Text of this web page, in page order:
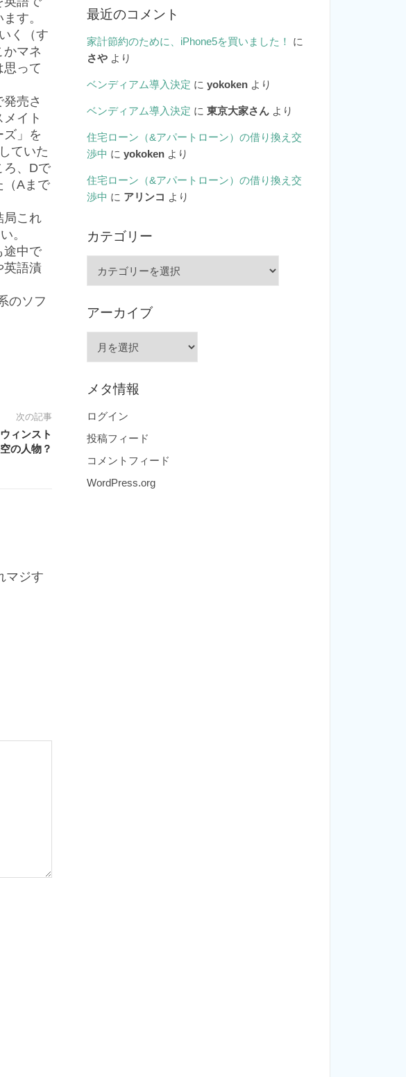
す。
く（す
マネ
って
売さ
イト
」を
ていた
ろ、Dで
（Aまで
局これ
。
途中で
英語漬
のソフ
次の記事
ィンスト
の人物？
マジす
最近のコメント
家計節約のために、iPhone5を買いました！
に
さやより
ベンディアム導入決定 に yokokenより
ベンディアム導入決定 に 東京大家さんより
住宅ローン（&アパートローン）の借り換え交
渉中 に yokokenより
住宅ローン（&アパートローン）の借り換え交
渉中 に アリンコ より
カテゴリー
リ
アーカイブ
イ
メタ情報
ログイン
投稿フィード
コメントフィード
WordPress.org